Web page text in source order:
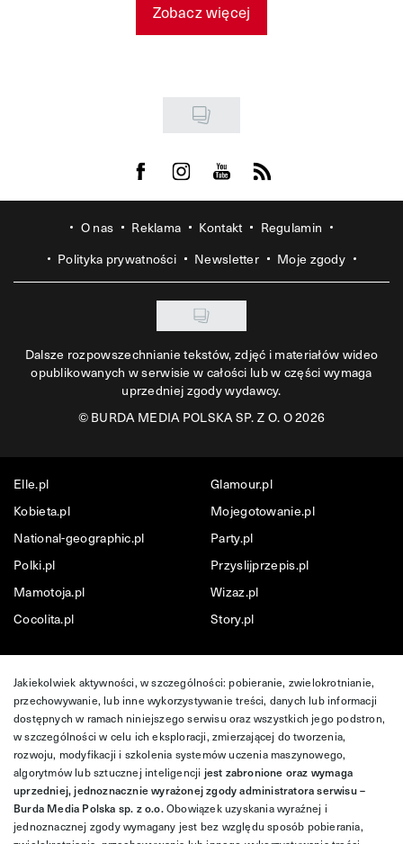
Zobacz więcej
Visit us on Facebook
Visit us on Instagram
Visit us on Youtube
Visit us on Rss
O nas Reklama Kontakt
Regulamin
Polityka prywatności
Newsletter Moje zgody
Dalsze rozpowszechnianie tekstów, zdjęć i materiałów wideo
opublikowanych w serwisie w całości lub w części wymaga
uprzedniej zgody wydawcy.
©BURDA MEDIA POLSKA SP. Z O. O 2026
Elle.pl
Glamour.pl
Kobieta.pl
Mojegotowanie.pl
National-geographic.pl
Party.pl
Polki.pl
Przyslijprzepis.pl
Mamotoja.pl
Wizaz.pl
Cocolita.pl
Story.pl
Jakiekolwiek aktywności, w szczególności: pobieranie, zwielokrotnianie,
przechowywanie, lub inne wykorzystywanie treści, danych lub informacji
dostępnych w ramach niniejszego serwisu oraz wszystkich jego podstron,
w szczególności w celu ich eksploracji, zmierzającej do tworzenia,
rozwoju, modyfikacji i szkolenia systemów uczenia maszynowego,
algorytmów lub sztucznej inteligencji jest zabronione oraz wymaga
uprzedniej, jednoznacznie wyrażonej zgody administratora serwisu –
Burda Media Polska sp. z o.o.Obowiązek uzyskania wyraźnej i
jednoznacznej zgody wymagany jest bez względu sposób pobierania,